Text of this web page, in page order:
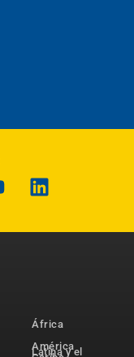
África
América
Latina y el